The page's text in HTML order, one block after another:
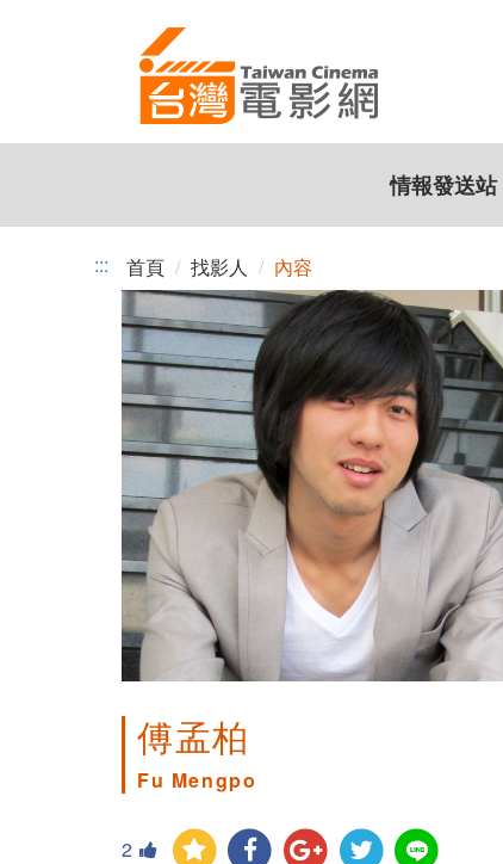
情報發送站
::: 首頁 找影人 內容
傅孟柏
Fu Mengpo
2